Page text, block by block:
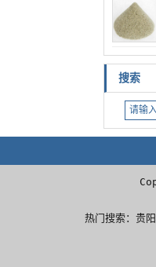
搜索
热门搜索： 贵